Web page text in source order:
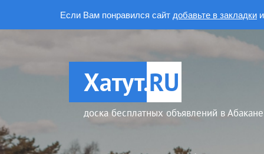
Если Вам понравился сайт добавьте в закладки
Хатут.RU
доска бесплатных объявлений в